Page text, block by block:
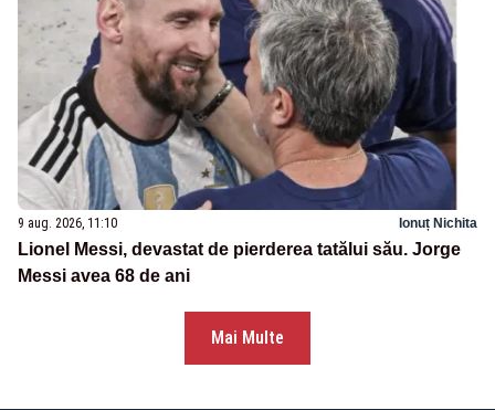
9 aug. 2026, 11:10 Ionuț Nichita
Lionel Messi, devastat de pierderea tatălui său. Jorge
Messi avea 68 de ani
Mai Multe